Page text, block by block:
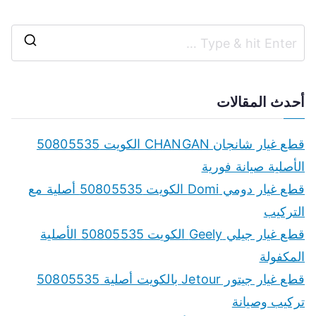
r
أحدث المقالات
قطع غيار شانجان CHANGAN الكويت 50805535
الأصلية صيانة فورية
قطع غيار دومي Domi الكويت 50805535 أصلية مع
التركيب
قطع غيار جيلي Geely الكويت 50805535 الأصلية
المكفولة
قطع غيار جيتور Jetour بالكويت أصلية 50805535
تركيب وصيانة